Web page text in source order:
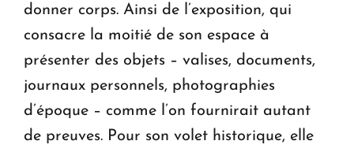
donner corps. Ainsi de l’exposition, qui
consacre la moitié de son espace à
présenter des objets – valises, documents,
journaux personnels, photographies
d’époque – comme l’on fournirait autant
de preuves. Pour son volet historique, elle